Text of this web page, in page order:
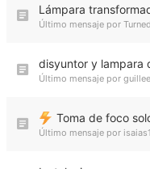
Lámpara
Último mensaje por
disyuntor y lampara
Último mensaje por
Toma de foco
Último mensaje por